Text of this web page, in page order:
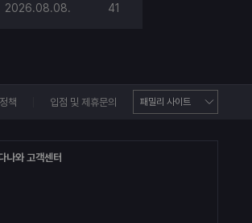
2026.08.08. 41
책 입점 및 제휴문의
나와 고객센터